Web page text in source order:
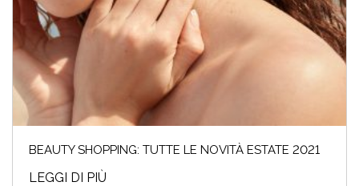
BEAUTY SHOPPING: TUTTE LE NOVITÀ ESTATE 2021
LEGGI DI PIÙ